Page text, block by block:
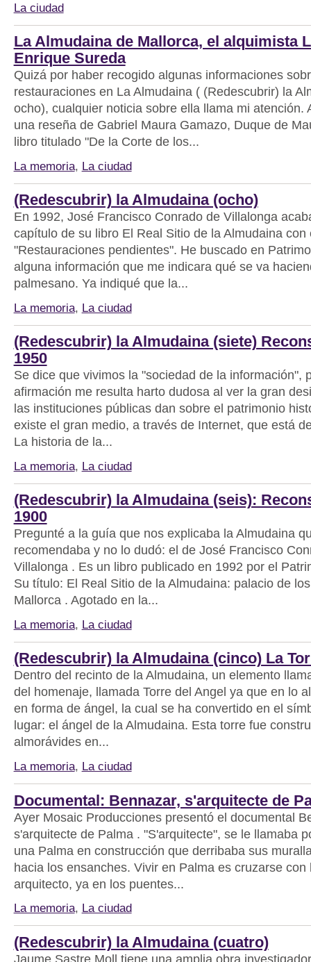
La ciudad
La Almudaina de Mallorca, el alquimista
Enrique Sureda
Quizá por haber recogido algunas informaciones
restauraciones en La Almudaina ( (Redescubrir) la
ocho), cualquier noticia sobre ella llama mi atención.
una reseña de Gabriel Maura Gamazo, Duque de
libro titulado "De la Corte de los...
La memoria, La ciudad
(Redescubrir) la Almudaina (ocho)
En 1992, José Francisco Conrado de Villalonga
capítulo de su libro El Real Sitio de la Almudaina con
"Restauraciones pendientes". He buscado en
alguna información que me indicara qué se va
palmesano. Ya indiqué que la...
La memoria, La ciudad
(Redescubrir) la Almudaina (siete)
1950
Se dice que vivimos la "sociedad de la información",
afirmación me resulta harto dudosa al ver la gran
las instituciones públicas dan sobre el patrimonio
existe el gran medio, a través de Internet, que está
La historia de la...
La memoria, La ciudad
(Redescubrir) la Almudaina (seis):
1900
Pregunté a la guía que nos explicaba la Almudaina
recomendaba y no lo dudó: el de José Francisco
Villalonga . Es un libro publicado en 1992 por el
Su título: El Real Sitio de la Almudaina: palacio de
Mallorca . Agotado en la...
La memoria, La ciudad
(Redescubrir) la Almudaina (cinco) La
Dentro del recinto de la Almudaina, un elemento
del homenaje, llamada Torre del Angel ya que en lo
en forma de ángel, la cual se ha convertido en el
lugar: el ángel de la Almudaina. Esta torre fue
almorávides en...
La memoria, La ciudad
Documental: Bennazar, s'arquitecte de
Ayer Mosaic Producciones presentó el documental
s'arquitecte de Palma . "S'arquitecte", se le llamaba
una Palma en construcción que derribaba sus
hacia los ensanches. Vivir en Palma es cruzarse con
arquitecto, ya en los puentes...
La memoria, La ciudad
(Redescubrir) la Almudaina (cuatro)
Jaume Sastre Moll tiene una amplia obra